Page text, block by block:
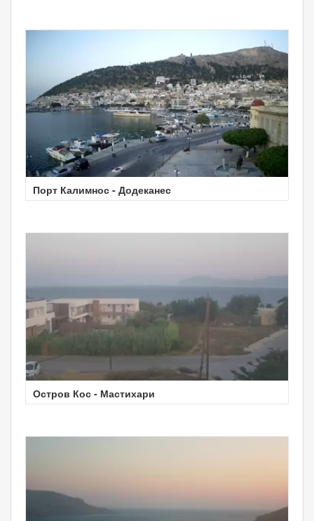
Порт Калимнос - Додеканес
Остров Кос - Мастихари